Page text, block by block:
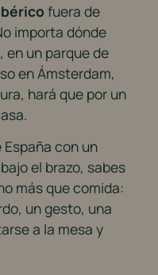
fuera de
importa dónde
en un parque de
en Ámsterdam,
hará que por un
con un
bajo el brazo, sabes
más que comida:
un gesto, una
a la mesa y